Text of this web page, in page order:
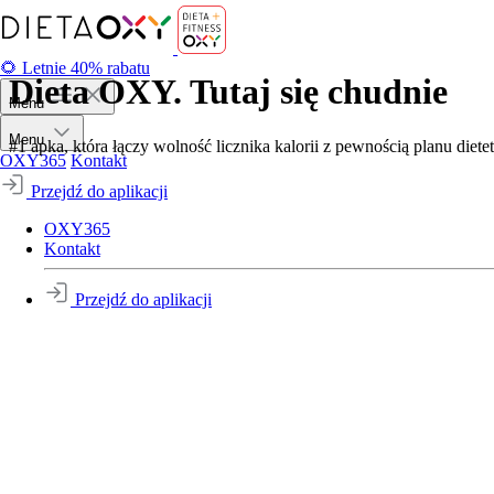
🌻 Letnie 40% rabatu
Menu
Menu
OXY365 Kontakt
Przejdź do aplikacji
OXY365
Kontakt
Przejdź do aplikacji
Dieta OXY. Tutaj się chudnie
#1 apka, która łączy wolność licznika kalorii z pewnością planu